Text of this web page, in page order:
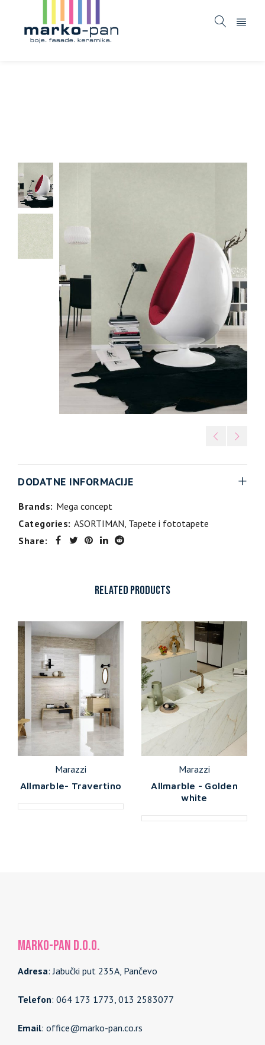
DODATNE INFORMACIJE
Brands: Mega concept
Categories: ASORTIMAN, Tapete i fototapete
Share:
RELATED PRODUCTS
Marazzi
Allmarble- Travertino
Marazzi
Allmarble - Golden
white
MARKO-PAN d.o.o.
Adresa: Jabučki put 235A, Pančevo
Telefon: 064 173 1773, 013 2583077
Email: office@marko-pan.co.rs